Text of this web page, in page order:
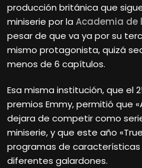
producción británica que
miniserie por la Academia de
pesar de que va ya por su
mismo protagonista, quizá
menos de 6 capítulos.
Esa misma institución, que el
premios Emmy, permitió que
dejara de competir como
miniserie, y que este año
programas de características
diferentes galardones.